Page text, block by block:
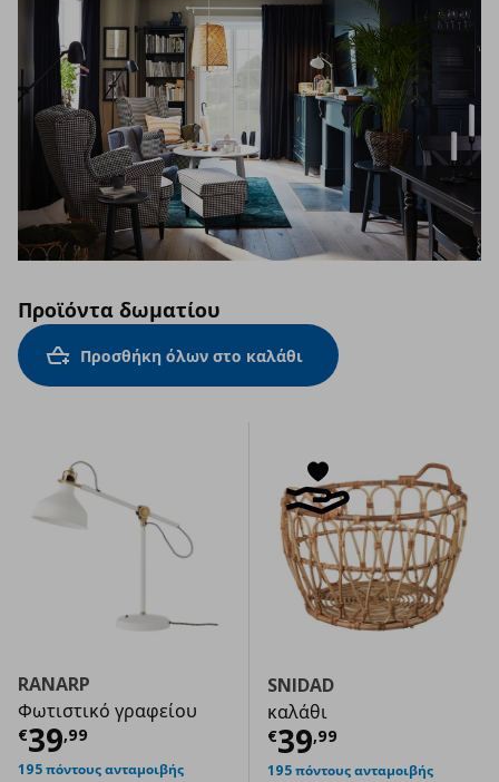
Προϊόντα δωματίου
Προσθήκη όλων στο καλάθι
RANARP
Φωτιστικό γραφείου
€39,99
Τρέχουσα τιμή € 39,99
195 πόντους ανταμοιβής
SNIDAD
καλάθι
€39,99
Τρέχουσα
195 πόντους ανταμοιβής